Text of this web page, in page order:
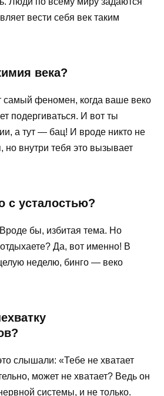
вести себя век таким
века?
самый феномен, когда ваше веко
подергиваться. И вот ты
а тут — бац! И вроде никто не
внутри тебя это вызывает
с усталостью?
Вроде бы, избитая тема. Но
Да, вот именно! В
неделю, бинго — веко
слышали: «Тебе не хватает
может не хватает? Ведь он
системы, и не только.